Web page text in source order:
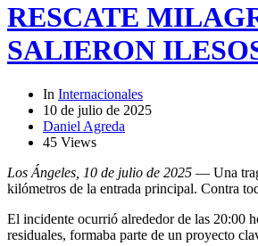
RESCATE
SALIERON
In Internacionales
10 de julio de 2025
Daniel Agreda
45 Views
Los Ángeles, 10 de julio de 2025 — Una
kilómetros de la entrada principal. Contra
El incidente ocurrió alrededor de las 20:00
residuales, formaba parte de un proyecto